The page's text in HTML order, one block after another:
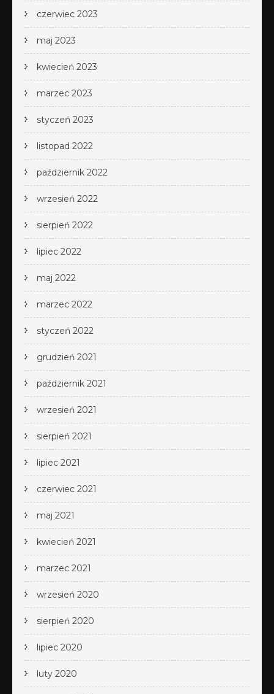
czerwiec 2023
maj 2023
kwiecień 2023
marzec 2023
styczeń 2023
listopad 2022
październik 2022
wrzesień 2022
sierpień 2022
lipiec 2022
maj 2022
marzec 2022
styczeń 2022
grudzień 2021
październik 2021
wrzesień 2021
sierpień 2021
lipiec 2021
czerwiec 2021
maj 2021
kwiecień 2021
marzec 2021
wrzesień 2020
sierpień 2020
lipiec 2020
luty 2020